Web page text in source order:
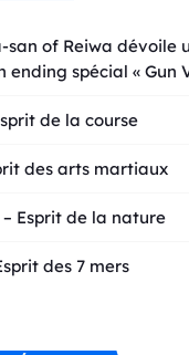
san of Reiwa dévoile
ending spécial « Gun
de la course
des arts martiaux
Esprit de la nature
des 7 mers